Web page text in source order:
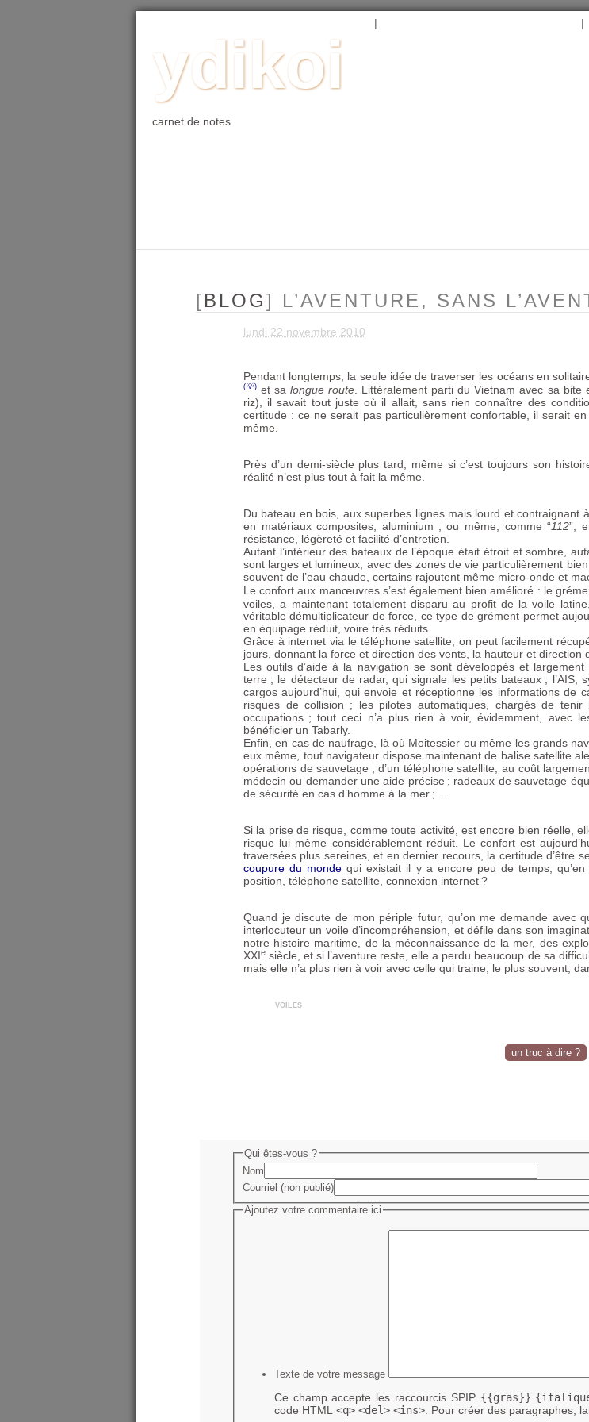
| |
ydikoi
carnet de notes
[BLOG] L’AVENTURE, SANS
lundi 22 novembre 2010
Pendant longtemps, la seule idée de traverser les océans en
et salongue route . Littéralement parti du Vietnam avec sa
riz), il savait tout juste où il allait, sans rien connaître des
certitude : ce ne serait pas particulièrement confortable, il serait
même.
Près d’un demi-siècle plus tard, même si c’est toujours son
réalité n’est plus tout à fait la même.
Du bateau en bois, aux superbes lignes mais lourd et contraignant
en matériaux composites, aluminium ; ou même, comme “112”,
résistance, légèreté et facilité d’entretien.
Autant l’intérieur des bateaux de l’époque était étroit et sombre,
sont larges et lumineux, avec des zones de vie particulièrement
souvent de l’eau chaude, certains rajoutent même micro-onde et
Le confort aux manœuvres s’est également bien amélioré : le
voiles, a maintenant totalement disparu au profit de la voile
véritable démultiplicateur de force, ce type de grément permet
en équipage réduit, voire très réduits.
Grâce à internet via le téléphone satellite, on peut facilement
jours, donnant la force et direction des vents, la hauteur et direction
Les outils d’aide à la navigation se sont développés et
terre ; le détecteur de radar, qui signale les petits bateaux ; l’AIS,
cargos aujourd’hui, qui envoie et réceptionne les informations de
risques de collision ; les pilotes automatiques, chargés de tenir
occupations ; tout ceci n’a plus rien à voir, évidemment, avec
bénéficier un Tabarly.
Enfin, en cas de naufrage, là où Moitessier ou même les grands
eux même, tout navigateur dispose maintenant de balise satellite
opérations de sauvetage ; d’un téléphone satellite, au coût
médecin ou demander une aide précise ; radeaux de sauvetage
de sécurité en cas d’homme à la mer ; …
Si la prise de risque, comme toute activité, est encore bien réelle,
risque lui même considérablement réduit. Le confort est
traversées plus sereines, et en dernier recours, la certitude d’être
coupure du monde qui existait il y a encore peu de temps,
position, téléphone satellite, connexion internet?
Quand je discute de mon périple futur, qu’on me demande avec
interlocuteur un voile d’incompréhension, et défile dans son
notre histoire maritime, de la méconnaissance de la mer, des
XXIe siècle, et si l’aventure reste, elle a perdu beaucoup de sa
mais elle n’a plus rien à voir avec celle qui traine, le plus souvent,
voiles
un truc à dire ?
Qui êtes-vous ?
Nom
Courriel (non publié)
Ajoutez votre commentaire ici
Texte de votre message
Ce champ accepte les raccourcis SPIP {{gras}}
code HTML <q> <del> <ins>. Pour créer des paragraphes,